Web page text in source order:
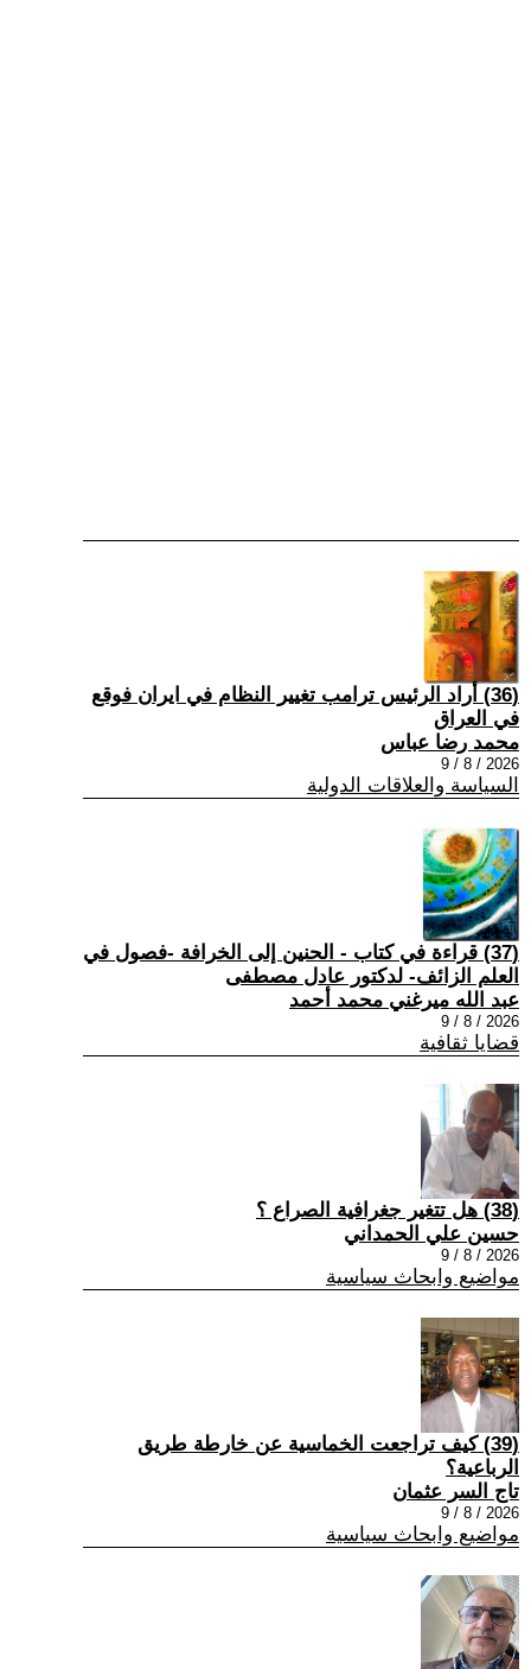
(36) أراد الرئيس ترامب تغيير النظام في ايران فوقع
في العراق
محمد رضا عباس
2026 / 8 / 9
السياسة والعلاقات الدولية
(37) قراءة في كتاب - الحنين إلى الخرافة -فصول في
العلم الزائف- لدكتور عادل مصطفى
عبد الله ميرغني محمد أحمد
2026 / 8 / 9
قضايا ثقافية
(38) هل تتغير جغرافية الصراع ؟
حسين علي الحمداني
2026 / 8 / 9
مواضيع وابحاث سياسية
(39) كيف تراجعت الخماسية عن خارطة طريق
الرباعية؟
تاج السر عثمان
2026 / 8 / 9
مواضيع وابحاث سياسية